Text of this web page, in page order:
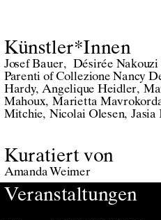
Künstler*Innen
Josef Bauer
Désirée
Parenti of Collezione Nancy
Hardy Angelique Heidler
Mahoux
Marietta
Mitchie Nicolai Olesen Jasia
Kuratiert von
Amanda Weimer
Veranstaltungen